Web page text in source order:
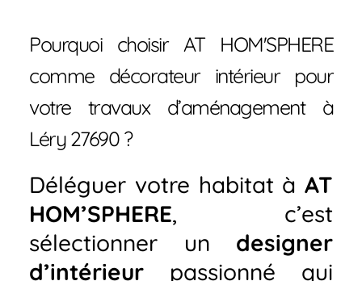
Pourquoi choisir AT HOM'SPHERE
comme décorateur intérieur pour
votre travaux d’aménagement à
Léry 27690 ?
Déléguer votre habitat à AT
HOM’SPHERE, c’est
sélectionner un designer
d’intérieur passionné qui